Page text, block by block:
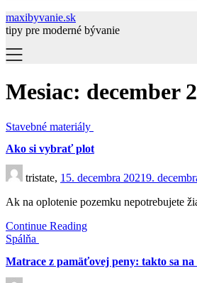
maxibyvanie.sk
tipy pre moderné bývanie
Mesiac: december
Stavebné materiály
Ako si vybrať plot
tristate, 15. decembra 20219.
Ak na oplotenie pozemku nepotrebujete
Continue Reading
Spálňa
Matrace z pamäťovej peny: takto sa